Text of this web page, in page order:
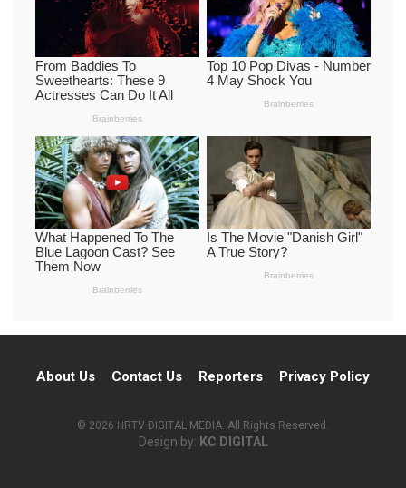
About Us Contact Us Reporters Privacy Policy
© 2026 HRTV DIGITAL MEDIA. All Rights Reserved.
Design by: KC DIGITAL